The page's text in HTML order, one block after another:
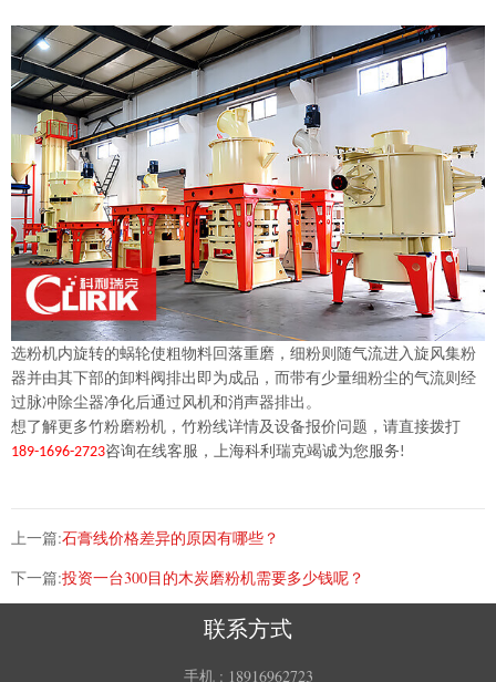
选粉机内旋转的蜗轮使粗物料回落重磨，细粉则随气流进入旋风集粉
器并由其下部的卸料阀排出即为成品，而带有少量细粉尘的气流则经
过脉冲除尘器净化后通过风机和消声器排出。
想了解更多竹粉磨粉机， 竹粉线详情及设备报价问题，请直接拨打
189-1696-2723咨询在线客服，上海科利瑞克竭诚为您服务!
上一篇:石膏线价格差异的原因有哪些？
下一篇:投资一台300目的木炭磨粉机需要多少钱呢？
联系方式
手机 : 18916962723